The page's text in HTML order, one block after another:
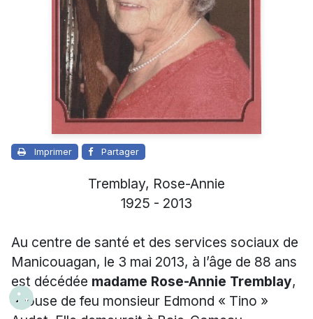
Imprimer Partager
Tremblay, Rose-Annie
1925 - 2013
Au centre de santé et des services sociaux de
Manicouagan, le 3 mai 2013, à l’âge de 88 ans
est décédée madame Rose-Annie Tremblay,
épouse de feu monsieur Edmond « Tino »